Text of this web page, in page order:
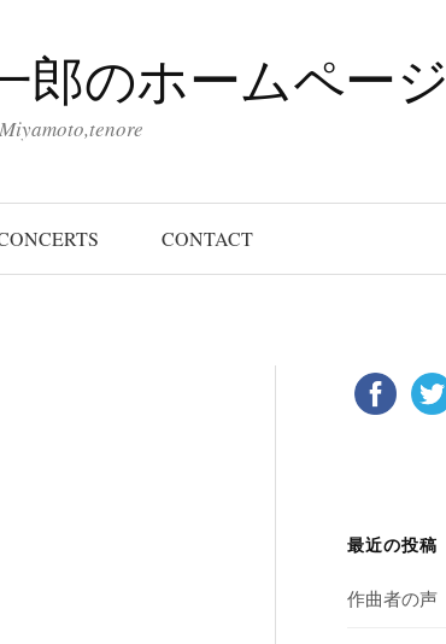
郎のホームページ
CONTACT
最近の投稿
作曲者の声